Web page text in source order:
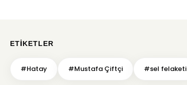
ETIKETLER
#Hatay #Mustafa Çiftçi #sel felaketi